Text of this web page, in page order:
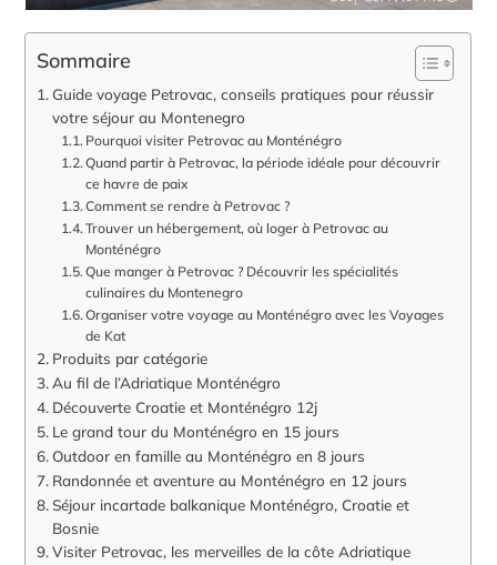
Sommaire
Guide voyage Petrovac, conseils pratiques pour réussir
votre séjour au Montenegro
Pourquoi visiter Petrovac au Monténégro
Quand partir à Petrovac, la période idéale pour découvrir
ce havre de paix
Comment se rendre à Petrovac ?
Trouver un hébergement, où loger à Petrovac au
Monténégro
Que manger à Petrovac ? Découvrir les spécialités
culinaires du Montenegro
Organiser votre voyage au Monténégro avec les Voyages
de Kat
Produits par catégorie
Au fil de l’Adriatique Monténégro
Découverte Croatie et Monténégro 12j
Le grand tour du Monténégro en 15 jours
Outdoor en famille au Monténégro en 8 jours
Randonnée et aventure au Monténégro en 12 jours
Séjour incartade balkanique Monténégro, Croatie et
Bosnie
Visiter Petrovac, les merveilles de la côte Adriatique